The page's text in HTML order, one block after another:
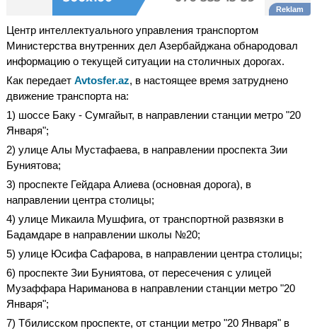
Центр интеллектуального управления транспортом
Министерства внутренних дел Азербайджана обнародовал
информацию о текущей ситуации на столичных дорогах.
Как передает Avtosfer.az, в настоящее время затруднено
движение транспорта на:
1) шоссе Баку - Сумгайыт, в направлении станции метро "20
Января";
2) улице Алы Мустафаева, в направлении проспекта Зии
Буниятова;
3) проспекте Гейдара Алиева (основная дорога), в
направлении центра столицы;
4) улице Микаила Мушфига, от транспортной развязки в
Бадамдаре в направлении школы №20;
5) улице Юсифа Сафарова, в направлении центра столицы;
6) проспекте Зии Буниятова, от пересечения с улицей
Музаффара Нариманова в направлении станции метро "20
Января";
7) Тбилисском проспекте, от станции метро "20 Января" в